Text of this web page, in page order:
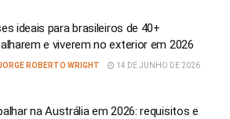
ideais para brasileiros de 40+
e viverem no exterior em 2026
ROBERTO WRIGHT
14 DE JUNHO DE 2026
na Austrália em 2026: requisitos e